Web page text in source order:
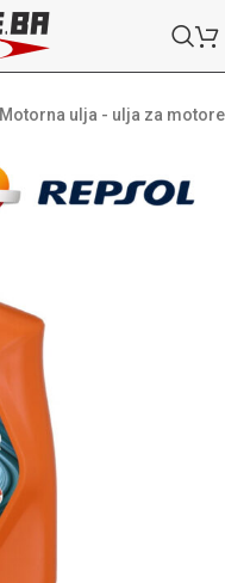
Motorna ulja - ulja za motore